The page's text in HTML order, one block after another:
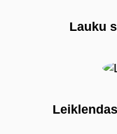
Lauku